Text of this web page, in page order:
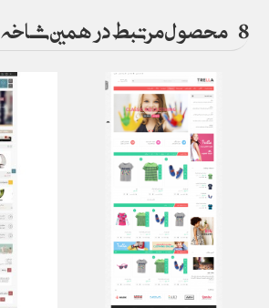
8 محصول مرتبط در همین شاخه